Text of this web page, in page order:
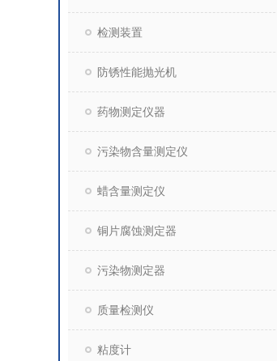
检测装置
防锈性能抛光机
药物测定仪器
污染物含量测定仪
蜡含量测定仪
铜片腐蚀测定器
污染物测定器
质量检测仪
粘度计